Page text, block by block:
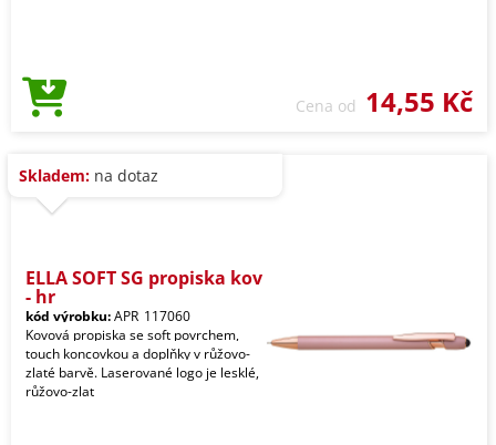
Cena od 14,55 Kč
Skladem: na dotaz
ELLA SOFT SG propiska kov
- hr
kód výrobku:APR_117060
Kovová propiska se soft povrchem,
touch koncovkou a doplňky v růžovo-
zlaté barvě. Laserované logo je lesklé,
růžovo-zlat